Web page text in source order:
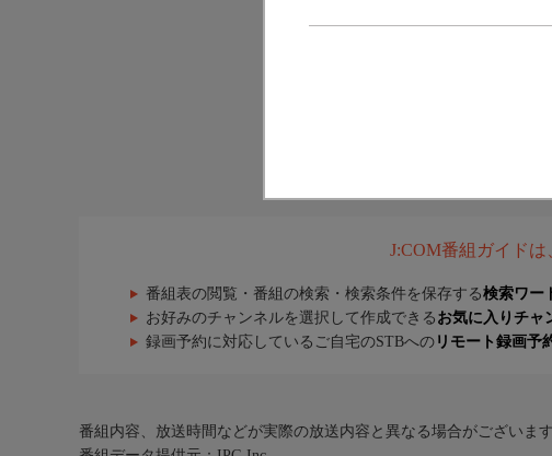
J:COM番組ガイド
番組表の閲覧・番組の検索・検索条件を保存する検索ワー
お好みのチャンネルを選択して作成できる お気に入りチャ
録画予約に対応しているご自宅のSTBへの リモート録画予
番組内容、放送時間などが実際の放送内容と異なる場合がございます